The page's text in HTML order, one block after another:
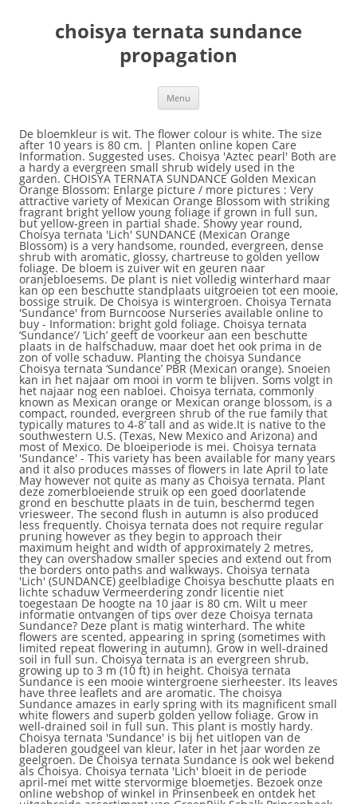
choisya ternata sundance
propagation
Menu
De bloemkleur is wit. The flower colour is white. The size after 10 years is 80 cm. | Planten online kopen Care Information. Suggested uses. Choisya 'Aztec pearl' Both are a hardy a evergreen small shrub widely used in the garden. CHOISYA TERNATA SUNDANCE Golden Mexican Orange Blossom: Enlarge picture / more pictures : Very attractive variety of Mexican Orange Blossom with striking fragrant bright yellow young foliage if grown in full sun, but yellow-green in partial shade. Showy year round, Choisya ternata 'Lich' SUNDANCE (Mexican Orange Blossom) is a very handsome, rounded, evergreen, dense shrub with aromatic, glossy, chartreuse to golden yellow foliage. De bloem is zuiver wit en geuren naar oranjebloesems. De plant is niet volledig winterhard maar kan op een beschutte standplaats uitgroeien tot een mooie, bossige struik. De Choisya is wintergroen. Choisya Ternata 'Sundance' from Burncoose Nurseries available online to buy - Information: bright gold foliage. Choisya ternata ‘Sundance’/ ‘Lich’ geeft de voorkeur aan een beschutte plaats in de halfschaduw, maar doet het ook prima in de zon of volle schaduw. Planting the choisya Sundance Choisya ternata ‘Sundance’ PBR (Mexican orange). Snoeien kan in het najaar om mooi in vorm te blijven. Soms volgt in het najaar nog een nabloei. Choisya ternata, commonly known as Mexican orange or Mexican orange blossom, is a compact, rounded, evergreen shrub of the rue family that typically matures to 4-8’ tall and as wide.It is native to the southwestern U.S. (Texas, New Mexico and Arizona) and most of Mexico. De bloeiperiode is mei. Choisya ternata 'Sundance' - This variety has been available for many years and it also produces masses of flowers in late April to late May however not quite as many as Choisya ternata. Plant deze zomerbloeiende struik op een goed doorlatende grond en beschutte plaats in de tuin, beschermd tegen vriesweer. The second flush in autumn is also produced less frequently. Choisya ternata does not require regular pruning however as they begin to approach their maximum height and width of approximately 2 metres, they can overshadow smaller species and extend out from the borders onto paths and walkways. Choisya ternata 'Lich' (SUNDANCE) geelbladige Choisya beschutte plaats en lichte schaduw Vermeerdering zondr licentie niet toegestaan De hoogte na 10 jaar is 80 cm. Wilt u meer informatie ontvangen of tips over deze Choisya ternata Sundance? Deze plant is matig winterhard. The white flowers are scented, appearing in spring (sometimes with limited repeat flowering in autumn). Grow in well-drained soil in full sun. Choisya ternata is an evergreen shrub, growing up to 3 m (10 ft) in height. Choisya ternata Sundance is een mooie wintergroene sierheester. Its leaves have three leaflets and are aromatic. The choisya Sundance amazes in early spring with its magnificent small white flowers and superb golden yellow foliage. Grow in well-drained soil in full sun. This plant is mostly hardy. Choisya ternata 'Sundance' is bij het uitlopen van de bladeren goudgeel van kleur, later in het jaar worden ze geelgroen. De Choisya ternata Sundance is ook wel bekend als Choisya. Choisya ternata 'Lich' bloeit in de periode april-mei met witte stervormige bloemetjes. Bezoek onze online webshop of winkel in Prinsenbeek en ontdek het uitgebreide assortiment van GroenRijk Schalk Prinsenbeek. Choisya ternata ‘Sundance’ (Mexican orange blossom ‘Sundance’) will reach a height of 2.5m and a spread of 2.5m after 10-20 years. Bestel Choisya ternata SUNDANCE (P19 cm H25 cm) online bij FlorAccess. Location of the plant shown in the first picture : Kwekerij PlantenTuin Esveld. Choisya ternata 'Lich' (SUNDANCE) online bestellen Met zorg gekweekt Rechtstreeks van de boomkweker Deskundig advies Meer dan 9000 plantensoorten Ze zijn leerachtig en hebben een aromatische geur. Choisya ternata originates from Mexico. Choisya ternata 'Sundance' CHOY-zee-ah ter-NAY-tah Audio ‘Sundance’ Mexican orange blossom is an evergreen, compact shrub with white, fragrant flowers borne in late spring, and again in late summer and autumn. Deze Rutaceae heeft een maximale hoogt van ongeveer 100 centimeter. Synoniemen :Choisya ternata ´Brica´, ´Moonsleeper´en 'Lich'Choisya ternata 'Sundance' is bij het uitlopen van de bladen goudgeel van kleur, later in het jaar worden ze geelgroen.Ze zijn leerachtig en hebben een aromatische geur.De bloem is zuiver wit en geuren naar oranjebloesems. City, Drought Tolerant, Low Maintenance, Wallside and trellises. Hij bloeit met witte bloemetjes van mei tot augustus en soms komt er in het najaar nog een nabloei. De plant is redelijk winterhard zolang de standplaats beschut is. Ternata betekent per drie: de bladeren staan altijd in groepjes van 3. Date taken : 03.06.2017. Choisya ternata ‘Sundance’ Choisya ternata ‘Sundance’ 50-60 / C10 De Choisya ternata 'Sundance' kan ongeveer 2 meter hoog worden en is erg compact. Distribution and habitat. Bears glossy yellow-green, aromatic leaves, each with 3 long, oblong leaflets. Breedte 1.5 mBlad Afhankelijk van de soort. Deze Rutaceae heeft een maximale hoogtevan ongeveer 100 centimeter. Er kan dan een flink deel afgehaald worden, maar wel is het nodig de plant dan wat extra mest te geven. Cultivation. Choisya ternata ,ook wel glansmispel of mexicaanse oranjebloesem genoemd, is een uit mexico afkomstige groenblijvende struik met goudgele bladeren en geurende witte bloemen in de maand mei en soms nog eens extra in de herfst. EvergreenWhite Levering in Europa Gegarandeerd topkwaliteit Beoordeling: 4,9 / 5 Ook geschikt als kuipplant. Wil je meer informatie ontvangen of tips over deze Choisya ternata Sundance? Choisya ternata houdt van voedzame, humusrijke grond die liefst zuur moet zijn (in ieder geval geen kalkrijke grond) en groeit liefst zo beschut mogelijk: niet op het oosten, waar koude winterwind en ochtendzon verwoestend kunnen werken, maar in de volle zon voor een zuidmuur, liefst in een patio of andere ruimte met maximale bescherming tegen de elementen. www.gardenville.tv Medium shrub with gold foliage and scented flowers in late spring early summer. Exposure – part sun and shade Choisya ternata 'Lich' is een geelbladige varieteit van de wintergroene groenbladige Choisya ternata. Je bent van harte welkom in ons tuincentrum. De Choisya ternata Sundance is ook wel bekend als Choisya. Suggested uses. Voor professionals. De Choisya ternata 'Sundance' staat het liefst in de volle zon of half schaduw. Choisya x dewitteana 'Goldfingers' Glansmispel, Mexic ... Vanaf € 11,05. Bent u op zoek naar Choisya ternata 'Brica' (sundance)? Wanneer men de bladeren enigzins kneust ontstaat een sterke citrusgeur waaraan de plant zijn nederlandse naam te danken heeft : mexicaanse oranjebloesem.choisya … Aanbevolen aantal per vierkante meter : 3. Bloeit in het voorjaar met geurende witte bloemen. Pot-grown shrubs can be planted at any time of the year as long as the soil is not waterlogged or frozen. Choisya Choisia ternata 'Sundance® Lich'Naam ChoisyaNederlandse naam (Mexicaanse oranjebloesem)Familie RutaceaeHerkomst Usa, MexicoCategorie Heesters. A profusion of fragrant, star-shaped, pure white flowers bloom from late spring to early summer and often intermittently throughout the summer and/or in the fall. Choisya ternata, ook wel glansmispel of mexicaanse oranjebloesem genoemd, is een uit mexico afkomstige groenblijvende struik met geurende witte bloemen in de maand mei en soms nog eens extra in de herfst. Choisya ternata 'Sundance' can be grown in full sun, but opt for an area of light or dappled shade to ensure the leaves retain the best of their colour. Showy year round, Choisya ternata 'Lich' SUNDANCE (Mexican Orange Blossom) is a very handsome, rounded, evergreen, dense shrub with aromatic, glossy, chartreuse to golden yellow foliage. Noteworthy Characteristics. In summary, what you need to know: Last name: Choisya ternata Sundance Family: Rutaceae Type: Shrub Height: 1 to 2 m. Exposure: Partial shade and shade Foliage: Persistent -Flowering: April to June. Akebia / klimbes / schijnaugurk,... Akebia - Akebia quinata snoeien - klimbes, schijnaugurk - geurende klimplant in … Wanneer men de bladeren enigszins kneust ontstaat een sterke citrusgeur waaraan de plant zijn nederlandse naam te danken heeft : mexicaanse oranjebloesem.choisya houdt van een … - Choisya ternata ´Lich´ - Choisya ternata ´Brica´ - Choisya ternata ´Moonsleeper´ - Choisya ternata ´Sundance´ De witte bloemen die verschijnen van mei tot juni geuren lekker. A profusion of fragrant, star-shaped, pure white flowers bloom from late spring to early summer and often intermittently throughout the summer and/or in the fall. Sweetly scented star-like flowers in late spring with a further flush of flowers in late summer. Choisya ternata 'Sundance' (Mexican orange blossom 'Sundance') will reach a height of 2.5m and a spread of 2.5m after 10-20 years. Bladhoudend.Hoogte tot 2m. City, Drought Tolerant, Low Maintenance, Wallside and trellises. Choisya ternata ‘Sundance’ is is a true marvel at the beginning of spring with its magnificent small white flowers and its superior golden yellow foliage.. Key Choisya Ternata Sundance facts. De bloemen verspreiden een heerlijke geur in de tuin. De groenblijvende heester Chosisya ternata (Mexicaanse oranjebloesem) heeft donkergroen, glimmend blad. Name – Choisya ternata ‘Sundance’ Family – Rutaceae (Rue family) Type – shrub Height – 3 to 6 ½ feet (1 to 2 meters). Propagation Propagation is easy by taking softwood cuttings in late spring, semi hardwood cuttings in fall are also suitable, best wintered in a cold frame. De bladeren geuren ook lekker waarneer u erover wrijft. Choisya Ternata 'Sundance' Glansmispel, Oranj ... Vanaf € 10,05. webshop. in een zurige, voedzame goed waterdoorlatende bodem voelt deze plant zich het beste thuis. Cultivation. Propagation without a licence not permitted. Star-shaped, white, fragrant flowers grow … Choisya ternata 'Sun